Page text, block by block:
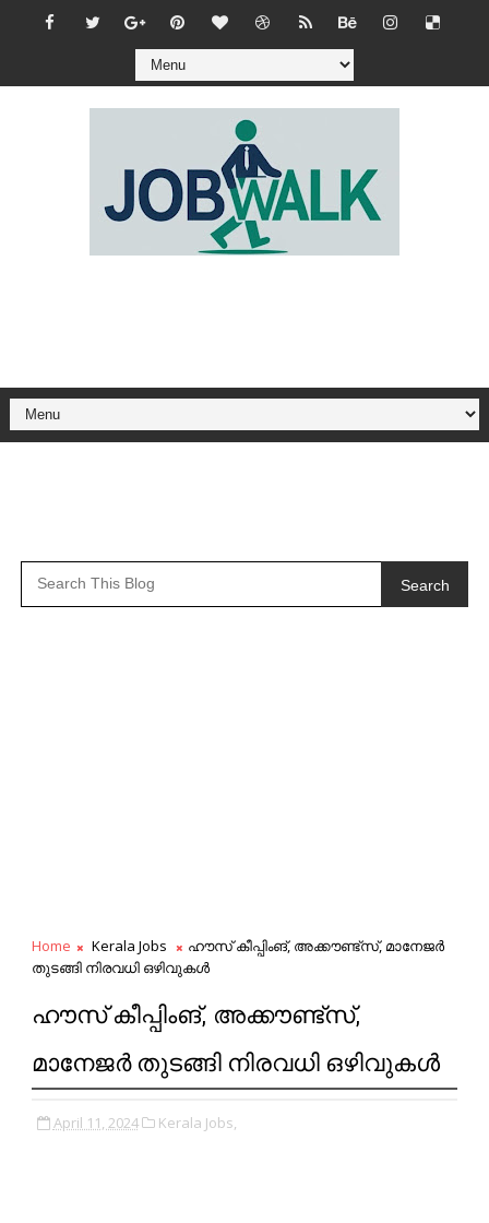
Search
Home Kerala Jobs
ഹൗസ് കീപ്പിംങ്‌, അക്കൗണ്ട്സ്, മാനേജർ
തുടങ്ങി നിരവധി ഒഴിവുകൾ
ഹൗസ് കീപ്പിംങ്‌, അക്കൗണ്ട്സ്,
മാനേജർ തുടങ്ങി നിരവധി ഒഴിവുകൾ
April 11, 2024 Kerala Jobs,